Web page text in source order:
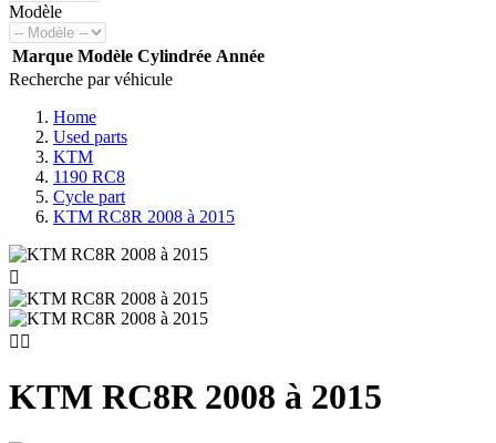
Modèle
Marque Modèle Cylindrée Année
Recherche par véhicule
Home
Used parts
KTM
1190 RC8
Cycle part
KTM RC8R 2008 à 2015

 
KTM RC8R 2008 à 2015